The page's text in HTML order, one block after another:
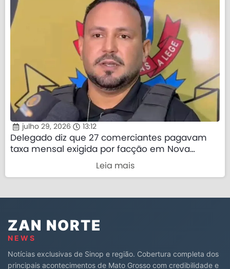
julho 29, 2026 13:12
Delegado diz que 27 comerciantes pagavam
taxa mensal exigida por facção em Nova
Leia mais
ZAN NORTE
NEWS
Notícias exclusivas de Sinop e região. Cobertura completa dos
principais acontecimentos de Mato Grosso com credibilidade e